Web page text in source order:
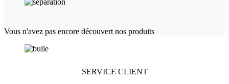
Vous n'avez pas encore découvert nos produits
SERVICE CLIENT